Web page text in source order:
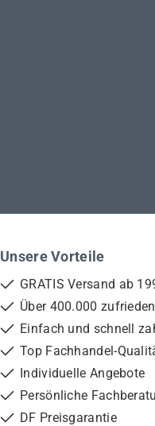
Unsere Vorteile
GRATIS Versand ab
Über 400.000
Einfach und schnell
Top Fachhandel-
Individuelle Angebote
Persönliche
DF Preisgarantie